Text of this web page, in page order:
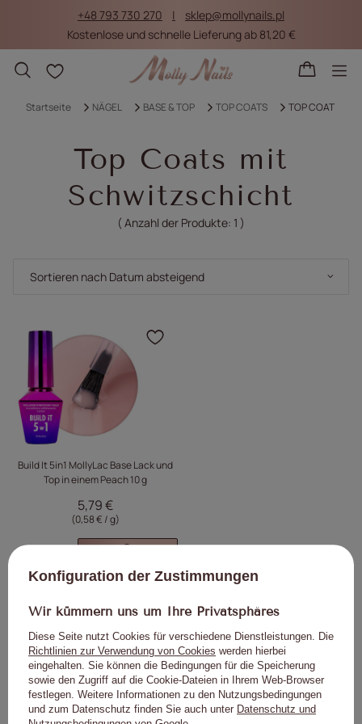
+48 793 730 270
sklep@mollynails.pl
Kostenlose und schnelle Lieferung ab 81,20 €
Einkaufslisten
Startseite NÄGEL BASE & TOP TOP COATS TOP COAT
Top Coats mit
Schwitzschicht
( Anzahl der Produkte: 1 )
Sortierung ändern
Sortieren nach Datum absteigend
Build It 5in1 MollyLac Base Lack und
Top in einem Peach 10 g
5,79 €
(0,58 € / g)
Klicken Sie, um das
Wir empfehlen
Klicken Sie, um das
Konfiguration der Zustimmungen
Wir kümmern uns um Ihre Privatsphäres
Diese Seite nutzt Cookies für verschiedene Dienstleistungen. Die
Richtlinien zur Verwendung von Cookies werden hierbei
eingehalten. Sie können die Bedingungen für die Speicherung
sowie den Zugriff auf die Cookie-Dateien in Ihrem Web-Browser
festlegen. Weitere Informationen zu den Nutzungsbedingungen
und zum Datenschutz finden Sie auch unter Datenschutz und